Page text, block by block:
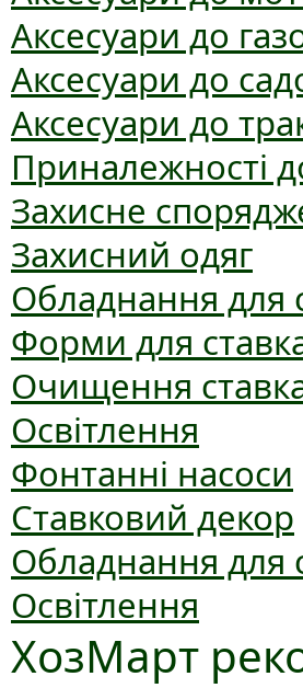
Аксесуари до
Аксесуари до
Аксесуари до
Приналежності
Захисне
Захисний одяг
Обладнання для
Форми для
Очищення
Освітлення
Фонтанні насоси
Ставковий декор
Обладнання для
Освітлення
ХозМарт